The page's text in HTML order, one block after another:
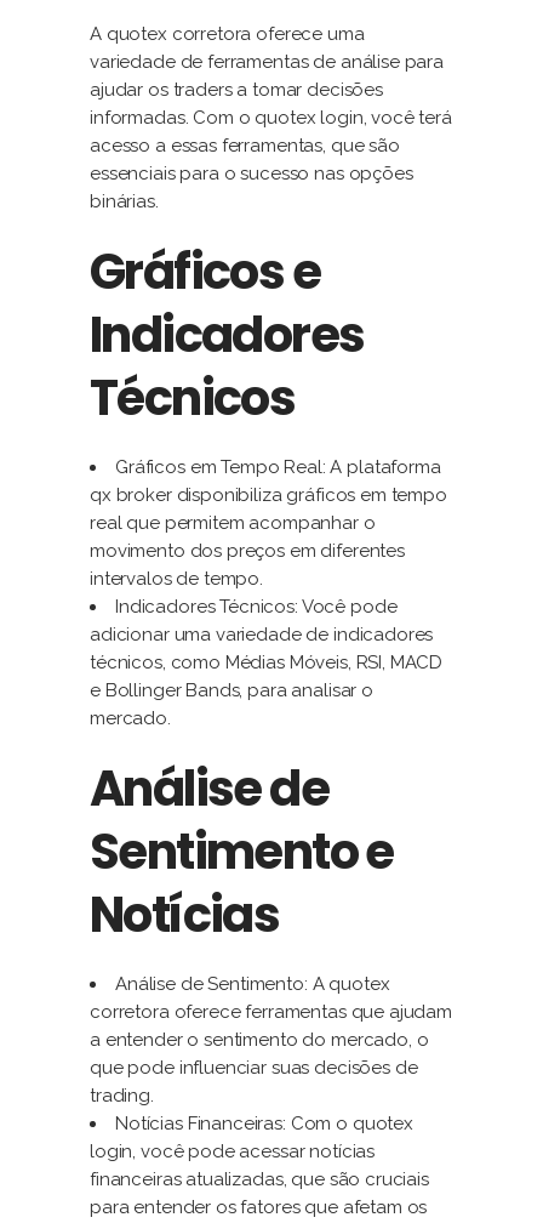
A quotex corretora oferece uma
variedade de ferramentas de análise para
ajudar os traders a tomar decisões
informadas. Com o quotex login, você terá
acesso a essas ferramentas, que são
essenciais para o sucesso nas opções
binárias.
Gráficos e
Indicadores
Técnicos
Gráficos em Tempo Real: A plataforma
qx broker disponibiliza gráficos em tempo
real que permitem acompanhar o
movimento dos preços em diferentes
intervalos de tempo.
Indicadores Técnicos: Você pode
adicionar uma variedade de indicadores
técnicos, como Médias Móveis, RSI, MACD
e Bollinger Bands, para analisar o
mercado.
Análise de
Sentimento e
Notícias
Análise de Sentimento: A quotex
corretora oferece ferramentas que ajudam
a entender o sentimento do mercado, o
que pode influenciar suas decisões de
trading.
Notícias Financeiras: Com o quotex
login, você pode acessar notícias
financeiras atualizadas, que são cruciais
para entender os fatores que afetam os